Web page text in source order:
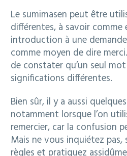
Le sumimasen peut être
différentes, à savoir comme
introduction à une
comme moyen de dire
de constater qu’un seul
significations différentes.
Bien sûr, il y a aussi
notamment lorsque l’on
remercier, car la confusion
Mais ne vous inquiétez pas,
règles et pratiquez